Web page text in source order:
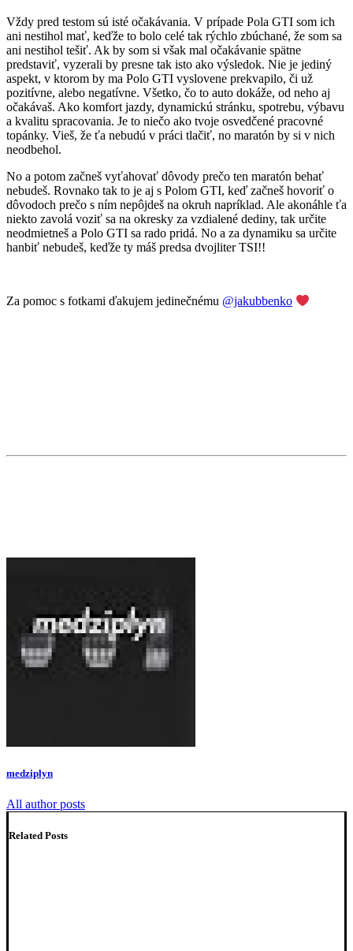
Vždy pred testom sú isté očakávania. V prípade Pola GTI som ich
ani nestihol mať, keďže to bolo celé tak rýchlo zbúchané, že som sa
ani nestihol tešiť. Ak by som si však mal očakávanie spätne
predstaviť, vyzerali by presne tak isto ako výsledok. Nie je jediný
aspekt, v ktorom by ma Polo GTI vyslovene prekvapilo, či už
pozitívne, alebo negatívne. Všetko, čo to auto dokáže, od neho aj
očakávaš. Ako komfort jazdy, dynamickú stránku, spotrebu, výbavu
a kvalitu spracovania. Je to niečo ako tvoje osvedčené pracovné
topánky. Vieš, že ťa nebudú v práci tlačiť, no maratón by si v nich
neodbehol.
No a potom začneš vyťahovať dôvody prečo ten maratón behať
nebudeš. Rovnako tak to je aj s Polom GTI, keď začneš hovoriť o
dôvodoch prečo s ním nepôjdeš na okruh napríklad. Ale akonáhle ťa
niekto zavolá voziť sa na okresky za vzdialené dediny, tak určite
neodmietneš a Polo GTI sa rado pridá. No a za dynamiku sa určite
hanbiť nebudeš, keďže ty máš predsa dvojliter TSI!!
Za pomoc s fotkami ďakujem jedinečnému @jakubbenko
medziplyn
All author posts
Related Posts